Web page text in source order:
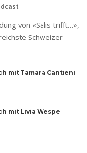
von «Salis trifft…»,
Schweizer
mit Tamara Cantieni
mit Livia Wespe